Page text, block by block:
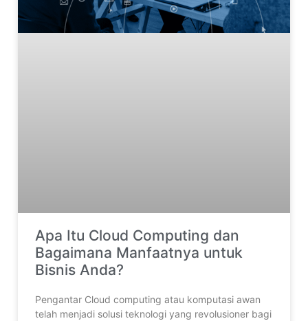
Apa Itu Cloud Computing dan
Bagaimana Manfaatnya untuk
Bisnis Anda?
Pengantar Cloud computing atau komputasi awan
telah menjadi solusi teknologi yang revolusioner bagi